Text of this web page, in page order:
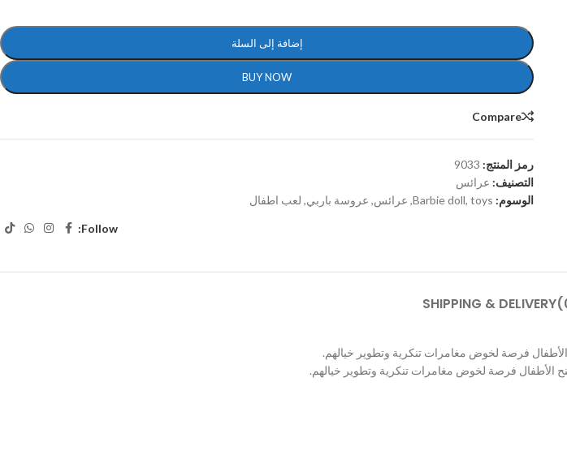
إضافة إلى السلة
BUY NOW
Compare
رمز المنتج: 9033
التصنيف: عرائس
الوسوم:
Barbie doll, toys
, عرائس, عروسة باربي, لعب اطفال
Follow:
SHIPPING & DELIVERY
الأطفال فرصة لخوض مغامرات تنكرية وتطوير خيالهم.
الأطفال فرصة لخوض مغامرات تنكرية وتطوير خيالهم.